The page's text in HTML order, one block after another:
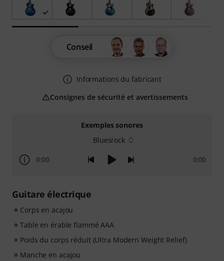
Exemples sonores
Bluesrock
0:00 0:00
Guitare électrique
Corps en acajou
Table en érable flammé AAA
Poids du corps réduit (Ultra Modern Weight Relief)
Manche en acajou
Conseil
Informations du fabricant
Consignes de sécurité et avertissements